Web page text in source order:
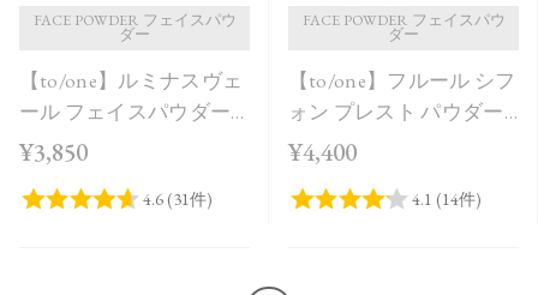
レビュー評価が高い順
FACE POWDER フェイスパウ
ダー
【to/one】ルミナスヴェ
ール フェイスパウダー
＜全2色＞
¥3,850
FACE POWDER フェイスパウ
ダー
【to/one】フルール シフ
ォン プレスト パウダー
［00］
¥4,400